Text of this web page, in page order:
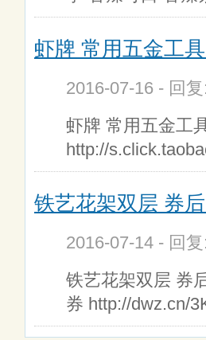
虾牌 常用五金工
2016-07-16 - 回
虾牌 常用五金工
http://
铁艺花架双层 券
2016-07-14 - 回
铁艺花架双层 券
券 http://dwz.cn/